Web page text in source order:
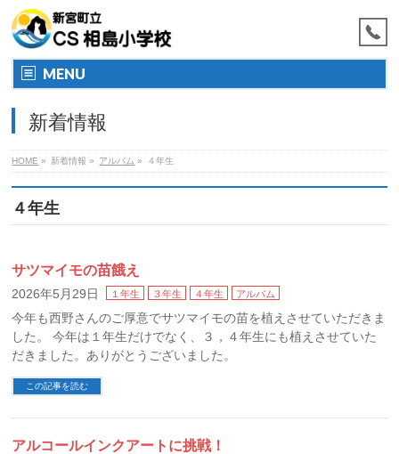
MENU
新着情報
HOME » 新着情報 » アルバム » ４年生
４年生
サツマイモの苗餓え
2026年5月29日 １年生 ３年生 ４年生 アルバム
今年も西野さんのご厚意でサツマイモの苗を植えさせていただきま
した。 今年は１年生だけでなく、３，４年生にも植えさせていた
だきました。ありがとうございました。
この記事を読む
アルコールインクアートに挑戦！